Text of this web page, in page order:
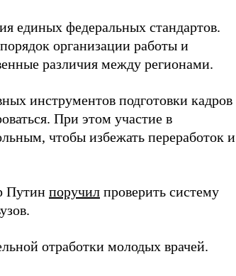
единых федеральных стандартов.
организации работы и
различия между регионами.
инструментов подготовки кадров
При этом участие в
чтобы избежать переработок и
Путин поручил проверить систему
отработки молодых врачей.